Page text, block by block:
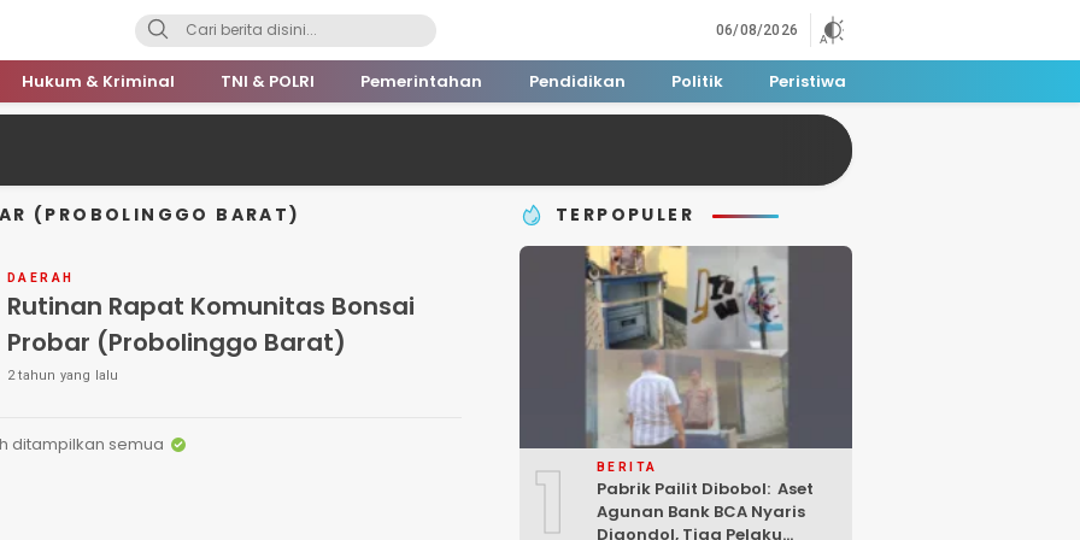
06/08/2026
Hukum & Kriminal TNI & POLRI Pemerintahan Pendidikan Politik Peristiwa
(PROBOLINGGO BARAT)
DAERAH
Rutinan Rapat Komunitas Bonsai
Probar (Probolinggo Barat)
2 tahun yang lalu
ditampilkan semua
TERPOPULER
1 BERITA
Pabrik Pailit Dibobol: Aset
Agunan Bank BCA Nyaris
Digondol, Tiga Pelaku